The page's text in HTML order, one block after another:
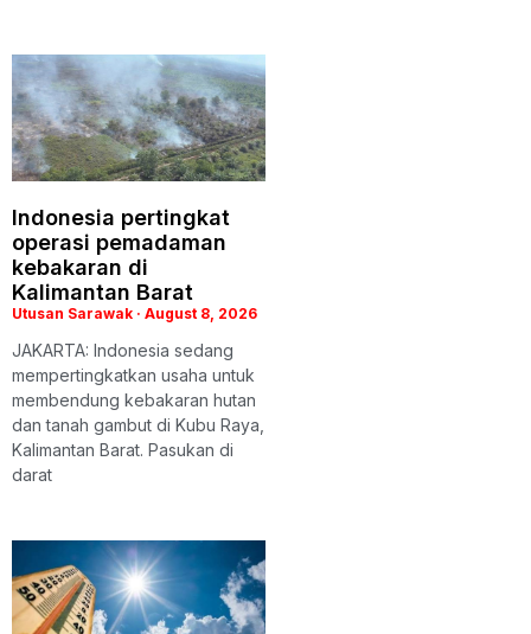
Indonesia pertingkat
operasi pemadaman
kebakaran di
Kalimantan Barat
Utusan Sarawak August 8, 2026
JAKARTA: Indonesia sedang
mempertingkatkan usaha untuk
membendung kebakaran hutan
dan tanah gambut di Kubu Raya,
Kalimantan Barat. Pasukan di
darat